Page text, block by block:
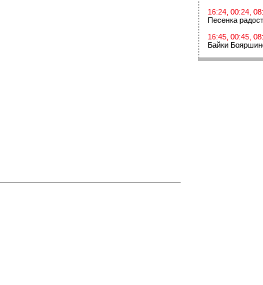
16:24, 00:24,
Песенка
16:45, 00:45,
Байки